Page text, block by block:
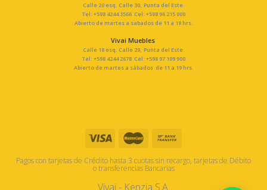
Calle 20 esq. Calle 30, Punta del Este.
Tel: +598 4244 3566 Cel: +598 96 215 000
Abierto de martes a sabados de 11 a 19 hrs.
Vivai Muebles
Calle 18 esq. Calle 29, Punta del Este.
Tel: +598 4244 2678 Cel: +598 97 109 900
Abierto de martes a sábados de 11 a 19 hrs.
Pagos con tarjetas de Crédito hasta 3 cuotas sin recargo, tarjetas de Débito
o transferencias Bancarias
Vivai - Kenzia S.A.